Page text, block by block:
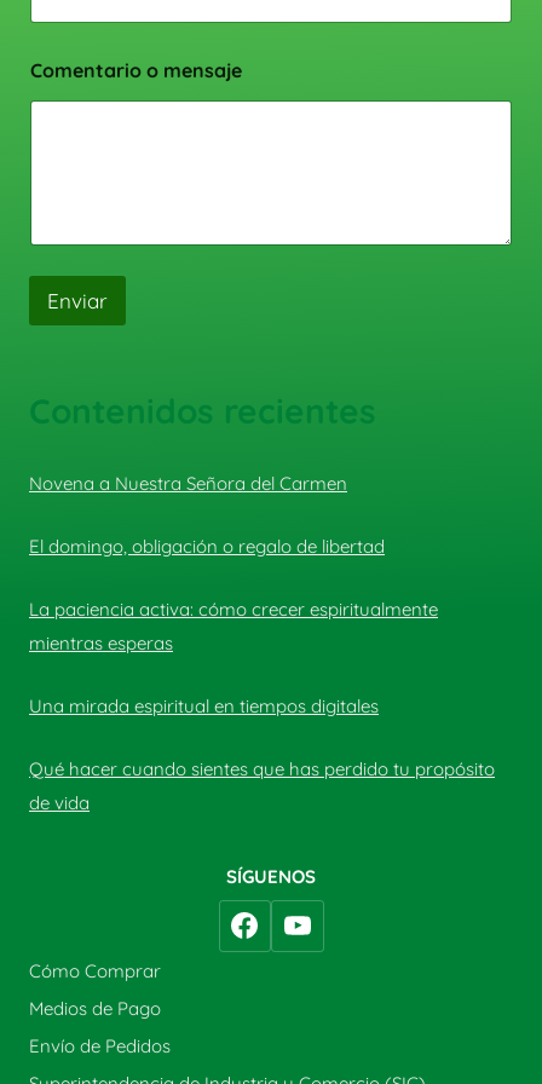
Comentario o mensaje
Enviar
Contenidos recientes
Novena a Nuestra Señora del Carmen
El domingo, obligación o regalo de libertad
La paciencia activa: cómo crecer espiritualmente
mientras esperas
Una mirada espiritual en tiempos digitales
Qué hacer cuando sientes que has perdido tu propósito
de vida
SÍGUENOS
Cómo Comprar
Medios de Pago
Envío de Pedidos